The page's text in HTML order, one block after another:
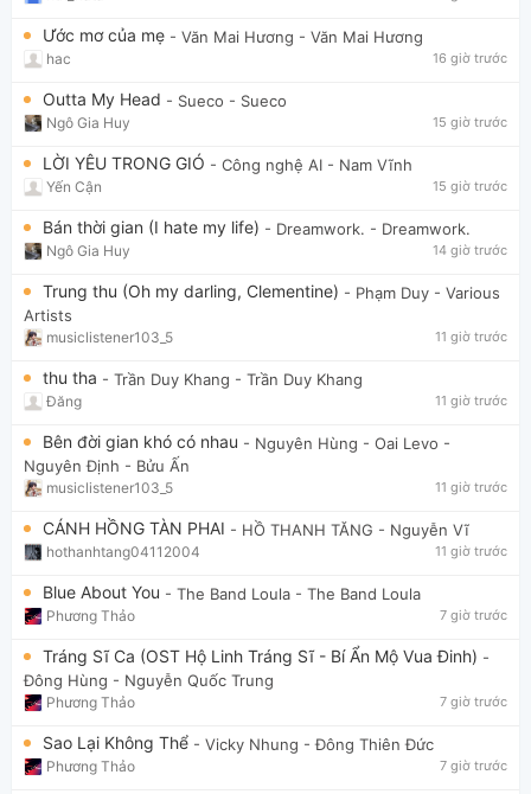
Ước mơ của mẹ - Văn Mai Hương - Văn Mai Hương
hac 16 giờ trước
Outta My Head - Sueco - Sueco
Ngô Gia Huy 15 giờ trước
LỜI YÊU TRONG GIÓ - Công nghệ AI - Nam Vĩnh
Yến Cận 15 giờ trước
Bán thời gian (I hate my life) - Dreamwork. - Dreamwork.
Ngô Gia Huy 14 giờ trước
Trung thu (Oh my darling, Clementine) - Phạm Duy - Various
Artists
musiclistener103_5 11 giờ trước
thu tha - Trần Duy Khang - Trần Duy Khang
Đăng 11 giờ trước
Bên đời gian khó có nhau - Nguyên Hùng - Oai Levo -
Nguyên Định - Bửu Ấn
musiclistener103_5 11 giờ trước
CÁNH HỒNG TÀN PHAI - HỒ THANH TĂNG - Nguyễn Vĩ
hothanhtang04112004 11 giờ trước
Blue About You - The Band Loula - The Band Loula
Phương Thảo 7 giờ trước
Tráng Sĩ Ca (OST Hộ Linh Tráng Sĩ - Bí Ẩn Mộ Vua Đinh) -
Đông Hùng - Nguyễn Quốc Trung
Phương Thảo 7 giờ trước
Sao Lại Không Thể - Vicky Nhung - Đông Thiên Đức
Phương Thảo 7 giờ trước